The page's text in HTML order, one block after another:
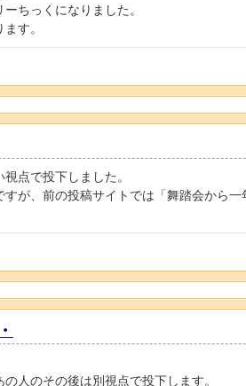
ちっくになりました。
す。
点で投下しました。
が、前の投稿サイトでは「舞踏会から
人のその後は別視点で投下します。